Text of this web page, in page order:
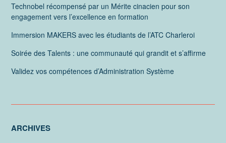
Technobel récompensé par un Mérite cinacien pour son
engagement vers l’excellence en formation
Immersion MAKERS avec les étudiants de l’ATC Charleroi
Soirée des Talents : une communauté qui grandit et s’affirme
Validez vos compétences d’Administration Système
ARCHIVES